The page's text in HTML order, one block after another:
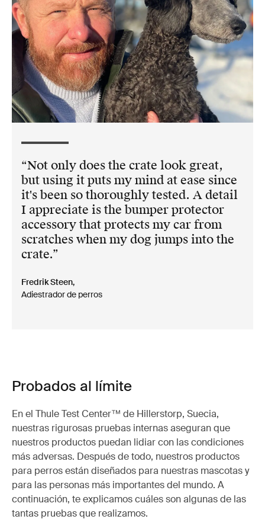
Not only does the crate look great,
but using it puts my mind at ease since
it's been so thoroughly tested. A detail
I appreciate is the bumper protector
accessory that protects my car from
scratches when my dog jumps into the
crate.
Fredrik Steen,
Adiestrador de perros
Probados al límite
En el Thule Test Center™ de Hillerstorp, Suecia,
nuestras rigurosas pruebas internas aseguran que
nuestros productos puedan lidiar con las condiciones
más adversas. Después de todo, nuestros productos
para perros están diseñados para nuestras mascotas y
para las personas más importantes del mundo. A
continuación, te explicamos cuáles son algunas de las
tantas pruebas que realizamos.